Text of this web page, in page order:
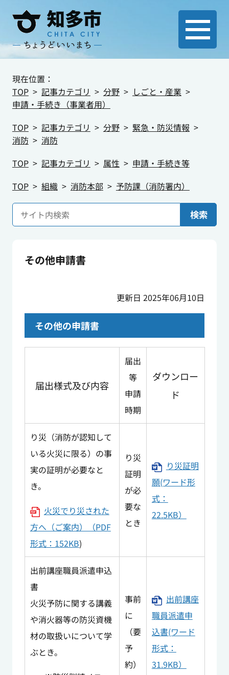
現在位置：
TOP
記事カテゴリ 分野
しごと・産業
申請・手続き（事業者用）
TOP
記事カテゴリ 分野
緊急・防災情報
消防
消防
TOP
記事カテゴリ 属性
申請・手続き等
TOP
組織 消防本部 予防課（消防署内）
検索
その他申請書
更新日 2025年06月10日
その他の申請書
届出様式及び内容
届出
等
申請
時期
ダウンロー
ド
り災（消防が認知して
いる火災に限る）の事
実の証明が必要なと
き。
火災でり災された
方へ（ご案内）（PDF
形式：152KB)
り災
証明
が必
要な
とき
り災証明
願(ワード形
式：
22.5KB）
出前講座職員派遣申込
書
火災予防に関する講義
や消火器等の防災資機
材の取扱いについて学
ぶとき。
事前
に
（要
予
約）
出前講座
職員派遣申
込書(ワード
形式：
31.9KB）